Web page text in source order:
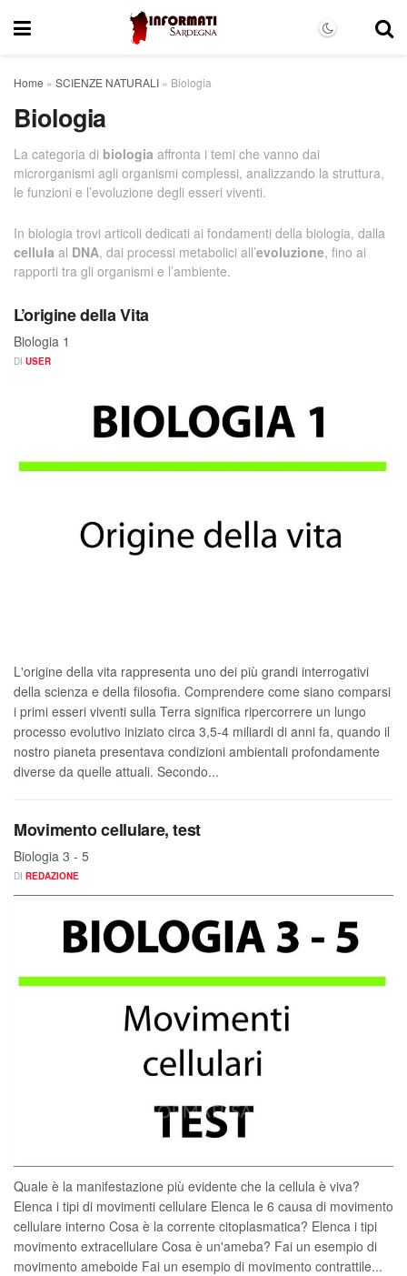
Home » SCIENZE NATURALI » Biologia
Biologia
La categoria di biologia affronta i temi che vanno dai
microrganismi agli organismi complessi, analizzando la struttura,
le funzioni e l’evoluzione degli esseri viventi.
In biologia trovi articoli dedicati ai fondamenti della biologia, dalla
cellula al DNA, dai processi metabolici all’evoluzione, fino ai
rapporti tra gli organismi e l’ambiente.
L’origine della Vita
Biologia 1
DI USER
L'origine della vita rappresenta uno dei più grandi interrogativi
della scienza e della filosofia. Comprendere come siano comparsi
i primi esseri viventi sulla Terra significa ripercorrere un lungo
processo evolutivo iniziato circa 3,5-4 miliardi di anni fa, quando il
nostro pianeta presentava condizioni ambientali profondamente
diverse da quelle attuali. Secondo...
Movimento cellulare, test
Biologia 3 - 5
DI REDAZIONE
Quale è la manifestazione più evidente che la cellula è viva?
Elenca i tipi di movimenti cellulare Elenca le 6 causa di movimento
cellulare interno Cosa è la corrente citoplasmatica? Elenca i tipi
movimento extracellulare Cosa è un'ameba? Fai un esempio di
movimento ameboide Fai un esempio di movimento contrattile...